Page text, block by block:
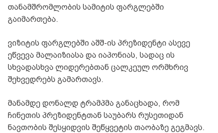
თანამშრომლობის სამიტის ფარგლებში
გაიმართება.
ვიზიტის ფარგლებში აშშ-ის პრეზიდენტი ასევე
ეწვევა მალაიზიასა და იაპონიას, სადაც ის
სხვადასხვა ლიდერებთან ცალკეულ ორმხრივ
შეხვედრებს გამართავს.
მანამდე დონალდ ტრამპმა განაცხადა, რომ
ჩინეთის პრეზიდენტთან საუბარს რუსეთიდან
ნავთობის შესყიდვის შეწყვეტის თაობაზე გეგმავს.